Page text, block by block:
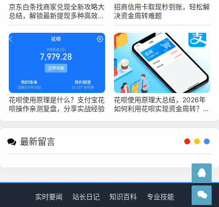
京东白条找商家兑现全新攻略大
总结，解锁最新提现多种高效安
全变现新技巧
招商信用卡取现秒到账，轻松解
决资金周转难题
花呗使用原理是什么？支付宝花
呗操作亲测复盘，分享实战经验
花呗使用原理大总结，2026年
如何利用花呗实现资金周转？深
最新留言
实时要闻 站长日记 知识百科 专业技能